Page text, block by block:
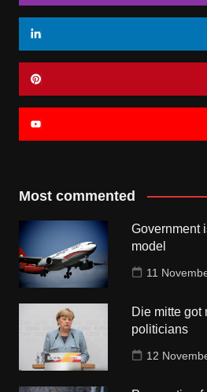
Most commented
Government
model
11
Die mitte got
politicians
12